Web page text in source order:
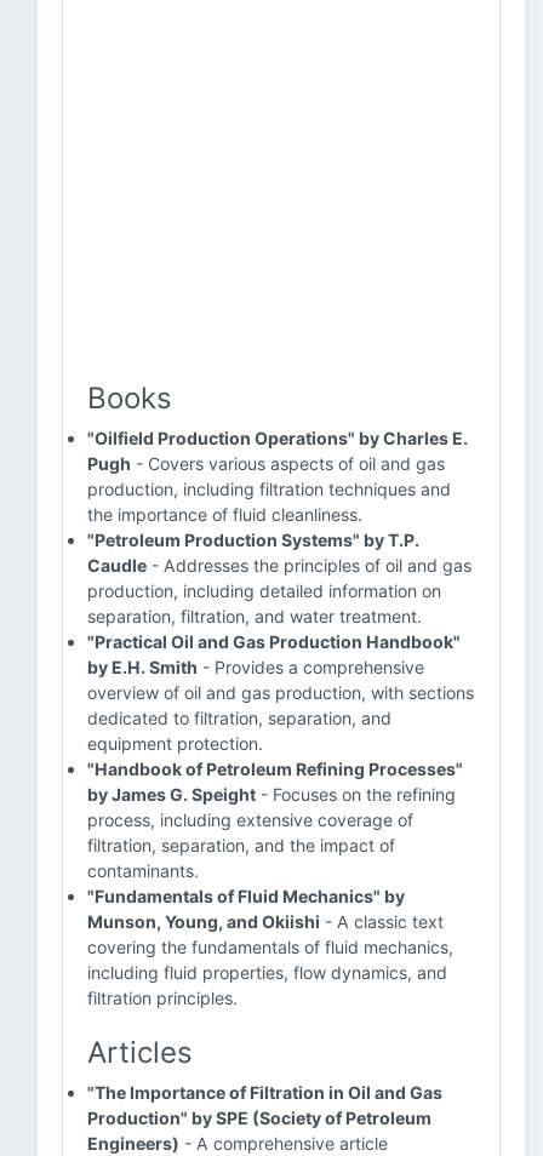
Books
"Oilfield Production Operations" by Charles E.
Pugh - Covers various aspects of oil and gas
production, including filtration techniques and
the importance of fluid cleanliness.
"Petroleum Production Systems" by T.P.
Caudle - Addresses the principles of oil and gas
production, including detailed information on
separation, filtration, and water treatment.
"Practical Oil and Gas Production Handbook"
by E.H. Smith - Provides a comprehensive
overview of oil and gas production, with sections
dedicated to filtration, separation, and
equipment protection.
"Handbook of Petroleum Refining Processes"
by James G. Speight - Focuses on the refining
process, including extensive coverage of
filtration, separation, and the impact of
contaminants.
"Fundamentals of Fluid Mechanics" by
Munson, Young, and Okiishi - A classic text
covering the fundamentals of fluid mechanics,
including fluid properties, flow dynamics, and
filtration principles.
Articles
"The Importance of Filtration in Oil and Gas
Production" by SPE (Society of Petroleum
Engineers) - A comprehensive article